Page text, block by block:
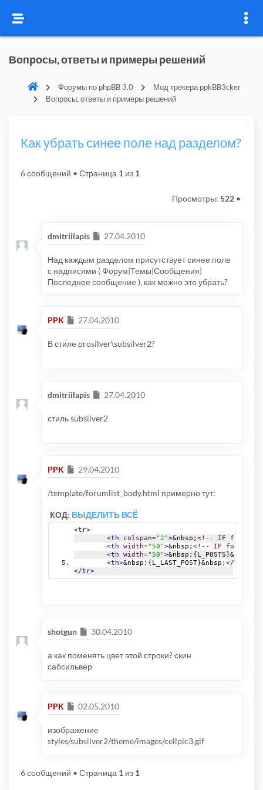
Вопросы, ответы и примеры решений
Форумы по phpBB 3.0
Мод трекера ppkBB3cker
Вопросы, ответы и примеры решений
Как убрать синее поле над разделом?
6 сообщений • Страница 1 из 1
Просмотры: 522 •
dmitriilapis Сообщение
27.04.2010
Над каждым разделом присутствует синее поле
с надписями ( Форум|Темы|Сообщения|
Последнее сообщение ), как можно это убрать?
PPK Сообщение
27.04.2010
В стиле prosilver\subsilver2?
dmitriilapis Сообщение
27.04.2010
стиль subsilver2
PPK Сообщение
29.04.2010
/template/forumlist_body.html примерно тут:
КОД: ВЫДЕЛИТЬ ВСЁ
<tr>
<th
colspan="2">&nbsp; <!-- IF
<th
width="50">&nbsp; <!-- IF
<th
width="50">&nbsp;{L_POSTS}&nbsp;
<th>&nbsp;{L_LAST_POST}&nbsp; </th>
</tr>
shotgun Сообщение
30.04.2010
а как поменять цвет этой строки? скин
сабсильвер
PPK Сообщение
02.05.2010
изображение
styles/subsilver2/theme/images/cellpic3.gif
6 сообщений • Страница 1 из 1